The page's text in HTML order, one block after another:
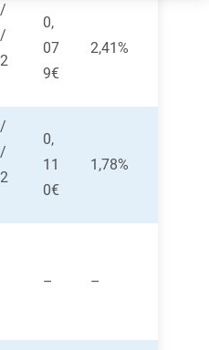
0,
07
9€
2,41%
0,
11
0€
1,78%
– –